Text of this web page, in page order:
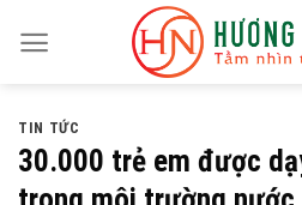
TIN TỨC
30.000 trẻ em được